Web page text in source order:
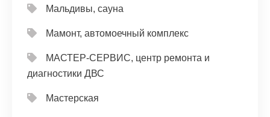
Мальдивы, сауна
Мамонт, автомоечный комплекс
МАСТЕР-СЕРВИС, центр ремонта и
диагностики ДВС
Мастерская